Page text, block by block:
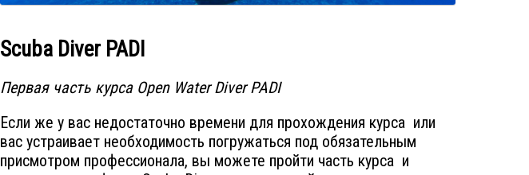
Scuba Diver PADI
Первая часть курса Open Water Diver PADI
Если же у вас недостаточно времени для прохождения курса или
вас устраивает необходимость погружаться под обязательным
присмотром профессионала, вы можете пройти часть курса и